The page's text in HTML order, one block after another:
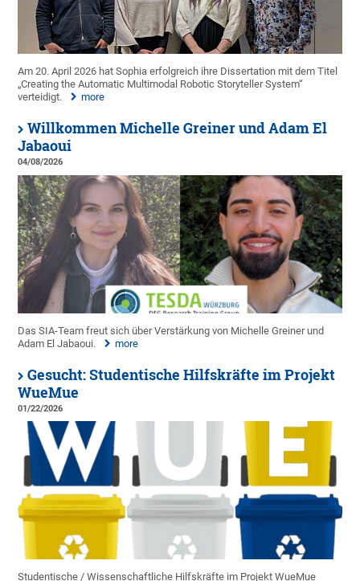
Am 20. April 2026 hat Sophia erfolgreich ihre Dissertation mit dem Titel
„Creating the Automatic Multimodal Robotic Storyteller System“
verteidigt.
more
Willkommen Michelle Greiner und Adam El
Jabaoui
04/08/2026
Das SIA-Team freut sich über Verstärkung von Michelle Greiner und
Adam El Jabaoui.
more
Gesucht: Studentische Hilfskräfte im Projekt
WueMue
01/22/2026
Studentische / Wissenschaftliche Hilfskräfte im Projekt WueMue